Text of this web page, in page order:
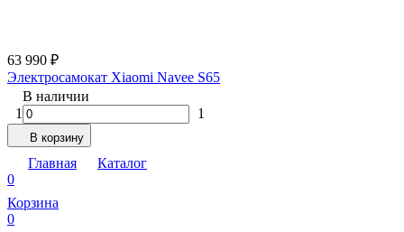
63 990 ₽
Электросамокат Xiaomi Navee S65
В наличии
1
1
В корзину
Главная
Каталог
0
Корзина
0